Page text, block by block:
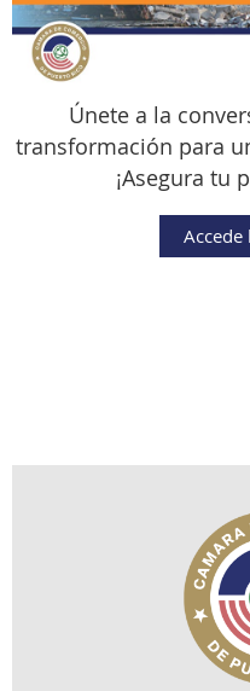
Únete a la
transformación para
¡Asegura tu